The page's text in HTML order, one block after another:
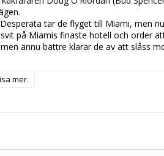
tar de flyget till Miami, men
på Miamis finaste hotell och order
ännu bättre klarar de av att slåss
mer